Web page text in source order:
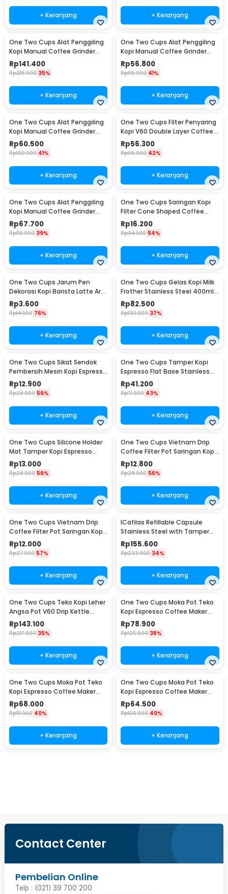
+ Keranjang + Keranjang
One Two Cups Alat Penggiling
Kopi Manual Coffee Grinder
Wood 30g - CW85532
Rp141.400
Rp215.900 35%
+ Keranjang
One Two Cups Alat Penggiling
Kopi Manual Coffee Grinder
160ml - CF012
Rp56.800
Rp95.900 41%
+ Keranjang
One Two Cups Alat Penggiling
Kopi Manual Coffee Grinder
Adjustable - RHNHA0176
Rp60.500
Rp100.900 41%
+ Keranjang
One Two Cups Filter Penyaring
Kopi V60 Double Layer Coffee
Filter - FS-40S
Rp56.300
Rp95.900 42%
+ Keranjang
One Two Cups Alat Penggiling
Kopi Manual Coffee Grinder
Adjustable - CF4146
Rp67.700
Rp110.900 39%
+ Keranjang
One Two Cups Saringan Kopi
Filter Cone Shaped Coffee
Dripper 1 PCS - K741
Rp16.200
Rp34.900 54%
+ Keranjang
One Two Cups Jarum Pen
Dekorasi Kopi Barista Latte Art
Needle 13cm - F3F27
Rp3.600
Rp14.900 76%
+ Keranjang
One Two Cups Gelas Kopi Milk
Frother Stainless Steel 400ml -
WZ0011
Rp82.500
Rp130.900 37%
+ Keranjang
One Two Cups Sikat Sendok
Pembersih Mesin Kopi Espresso
2in1 - 8809
Rp12.900
Rp28.900 56%
+ Keranjang
One Two Cups Tamper Kopi
Espresso Flat Base Stainless
Steel 51mm - SS51
Rp41.200
Rp71.900 43%
+ Keranjang
One Two Cups Silicone Holder
Mat Tamper Kopi Espresso
Barista - 0310
Rp13.000
Rp28.900 56%
+ Keranjang
One Two Cups Vietnam Drip
Coffee Filter Pot Saringan Kopi
124ml 7Q - LC1
Rp12.800
Rp28.900 56%
+ Keranjang
One Two Cups Vietnam Drip
Coffee Filter Pot Saringan Kopi
114ml 6Q - LC1
Rp12.000
Rp27.900 57%
+ Keranjang
ICafilas Refillable Capsule
Stainless Steel with Tamper
for Nespresso - F456
Rp155.600
Rp233.900 34%
+ Keranjang
One Two Cups Teko Kopi Leher
Angsa Pot V60 Drip Kettle
960ml - RF-15
Rp143.100
Rp217.900 35%
+ Keranjang
One Two Cups Moka Pot Teko
Kopi Espresso Coffee Maker
Stovetop 6 Cup 300ml - Z21
Rp78.900
Rp125.900 38%
+ Keranjang
One Two Cups Moka Pot Teko
Kopi Espresso Coffee Maker
Stovetop 4 Cup 200ml - Z21
Rp68.000
Rp111.900 40%
+ Keranjang
One Two Cups Moka Pot Teko
Kopi Espresso Coffee Maker
Stovetop 2 Cup 100ml - Z21
Rp64.500
Rp106.900 40%
+ Keranjang
Contact Center
Pembelian Online
Telp : (021) 39 700 200